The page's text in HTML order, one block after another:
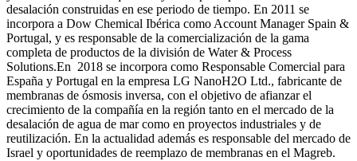
desalación construidas en ese periodo de tiempo. En 2011 se
incorpora a Dow Chemical Ibérica como Account Manager Spain &
Portugal, y es responsable de la comercialización de la gama
completa de productos de la división de Water & Process
Solutions.En 2018 se incorpora como Responsable Comercial para
España y Portugal en la empresa LG NanoH2O Ltd., fabricante de
membranas de ósmosis inversa, con el objetivo de afianzar el
crecimiento de la compañía en la región tanto en el mercado de la
desalación de agua de mar como en proyectos industriales y de
reutilización. En la actualidad además es responsable del mercado de
Israel y oportunidades de reemplazo de membranas en el Magreb.